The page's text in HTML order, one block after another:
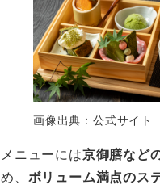
画像出典：公式サイト
メニューには京御膳など
め、 ボリューム満点のス